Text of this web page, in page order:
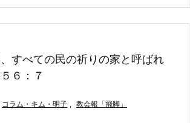
、すべての民の祈りの家と呼ばれ
６：７
コラム・キム・明子 , 教会報「飛脚」